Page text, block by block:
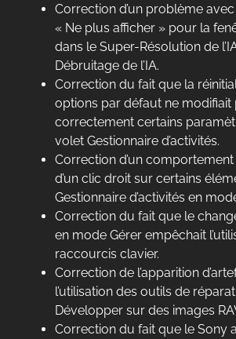
Correction d’un problème
« Ne plus afficher » pour la
dans le Super-Résolution de
Débruitage de l’IA.
Correction du fait que la
options par défaut ne modifiait
correctement certains
volet Gestionnaire d’activités.
Correction d’un
d’un clic droit sur certains
Gestionnaire d’activités en
Correction du fait que le
en mode Gérer empêchait
raccourcis clavier.
Correction de l’apparition
l’utilisation des outils de
Développer sur des images
Correction du fait que le Sony